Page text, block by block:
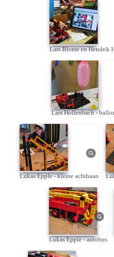
Lars Blome en Hendrik
Lars Hollenbach -
Lukas Epple - kleine achtbaan
Lukas Epple - autobus